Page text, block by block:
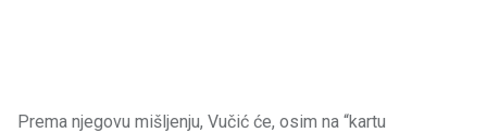
Prema njegovu mišljenju, Vučić će, osim na “kartu